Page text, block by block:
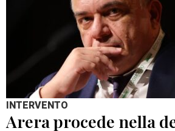
INTERVENTO
Arera procede nella